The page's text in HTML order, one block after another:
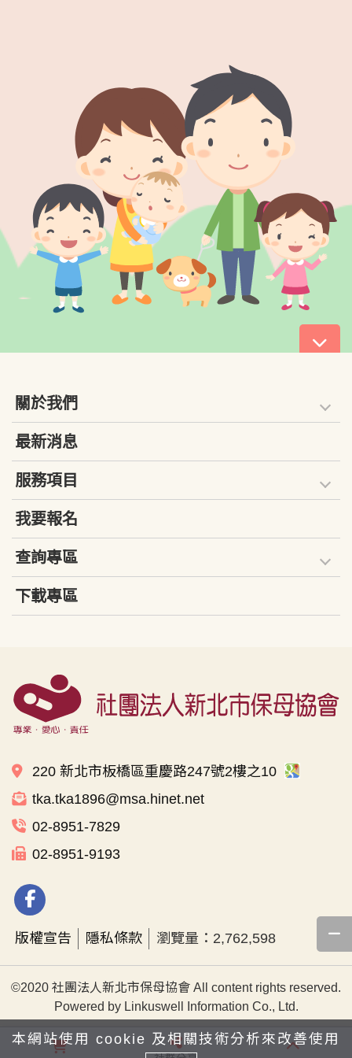
關於我們
最新消息
服務項目
我要報名
查詢專區
下載專區
220 新北市板橋區重慶路247號2樓之10
tka.tka1896@msa.hinet.net
02-8951-7829
02-8951-9193
版權宣告 隱私條款 瀏覽量：2,762,598
©2020 社團法人新北市保母協會 All content rights reserved.
Powered by Linkuswell Information Co., Ltd.
本網站使用 cookie 及相關技術分析來改善使用